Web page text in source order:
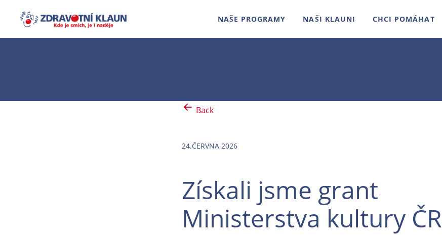
NAŠE PROGRAMY NAŠI KLAUNI CHCI POMÁHAT
Back
24.ČERVNA 2026
Získali jsme grant
Ministerstva kultury ČR